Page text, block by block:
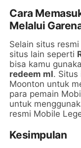
Cara
Melalui
Selain situs
situs lain seperti
bisa kamu
redeem ml. Situs
Moonton untuk
para pemain
untuk
resmi Mobile
Kesimpulan